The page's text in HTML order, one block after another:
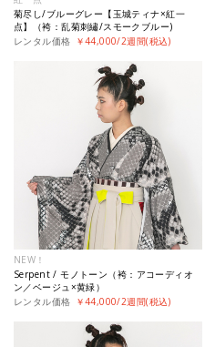
菊尽し/ブルーグレー【玉城ティナ×紅一
点】（袴：乱菊刺繡/スモークブルー)
レンタル価格 ￥44,000/2週間(税込)
NEW！
Serpent / モノトーン（袴：アコーディオ
ン／ベージュ×黄緑）
レンタル価格 ￥44,000/2週間(税込)